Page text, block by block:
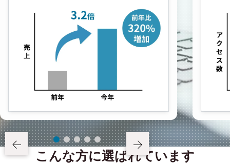
こんな方に選ばれています